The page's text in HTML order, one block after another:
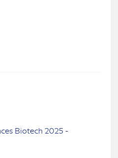
Biotech 2025 -